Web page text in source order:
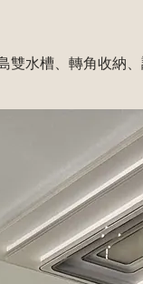
水槽、轉角收納